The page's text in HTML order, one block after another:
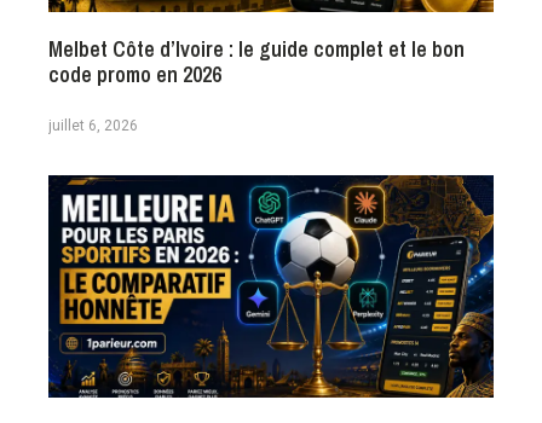
Melbet Côte d’Ivoire : le guide complet et le bon
code promo en 2026
juillet 6, 2026